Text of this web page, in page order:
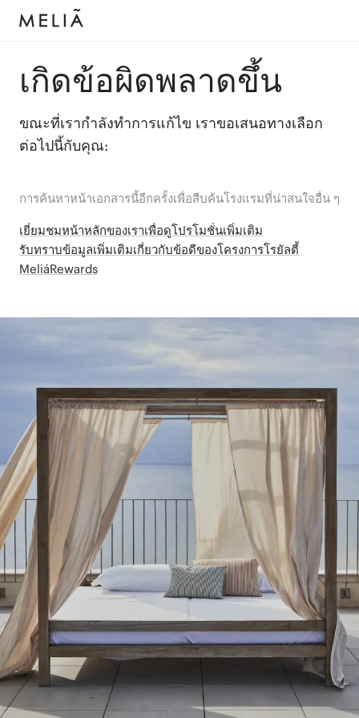
เกิดข้อผิดพลาดขึ้น
ขณะที่เรากำลังทำการแก้ไข เราขอเสนอทางเลือก
ต่อไปนี้กับคุณ:
การค้นหาหน้าเอกสารนี้อีกครั้งเพื่อสืบค้นโรงแรมที่น่าสนใจอื่น ๆ
เยี่ยมชมหน้าหลักของเราเพื่อดูโปรโมชั่นเพิ่มเติม
รับทราบข้อมูลเพิ่มเติมเกี่ยวกับข้อดีของโครงการโรยัลตี้
MeliáRewards